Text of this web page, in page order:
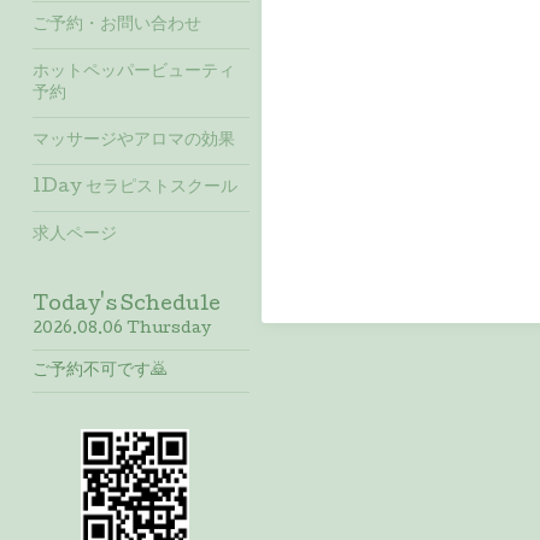
ご予約・お問い合わせ
ホットペッパービューティ
予約
マッサージやアロマの効果
1Day セラピストスクール
求人ページ
Today's Schedule
2026.08.06 Thursday
ご予約不可です🙇